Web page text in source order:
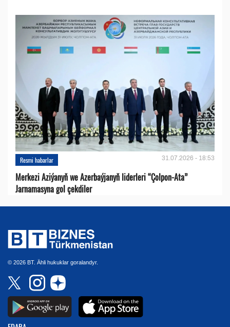
Resmi habarlar 31.07.2026 - 18:53
Merkezi Aziýanyň we Azerbaýjanyň liderleri “Çolpon-Ata”
Jarnamasyna gol çekdiler
© 2026 BT. Ähli hukuklar goralandyr.